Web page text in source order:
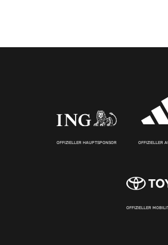
OFFIZIELLER HAUPTSPONSOR OFFIZIELLER
OFFIZIELLER